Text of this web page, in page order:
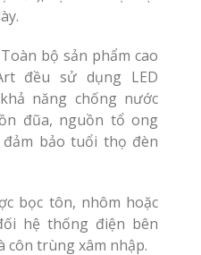
Toàn bộ sản phẩm cao
đều sử dụng LED
năng chống nước
đũa, nguồn tổ ong
bảo tuổi thọ đèn
bọc tôn, nhôm hoặc
hệ thống điện bên
côn trùng xâm nhập.